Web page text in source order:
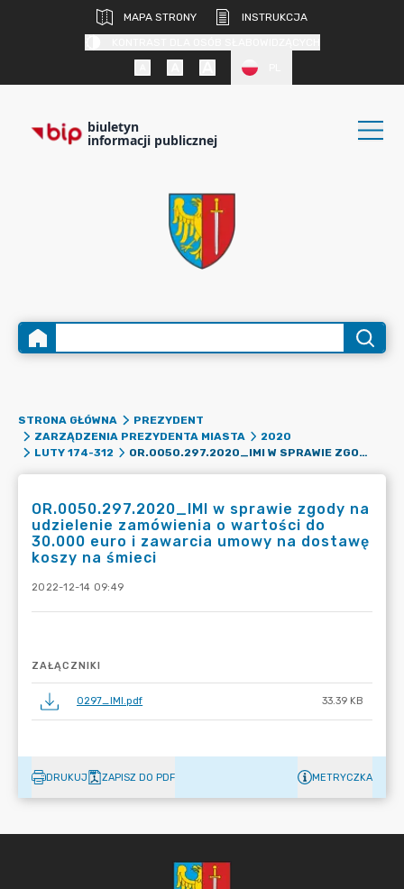
MAPA STRONY
INSTRUKCJA
biuletyn
informacji publicznej
STRONA GŁÓWNA
PREZYDENT
ZARZĄDZENIA PREZYDENTA MIASTA
2020
LUTY 174-312
OR.0050.297.2020_IMI W SPRAWIE ZGODY NA UDZIELENIE ZAMÓWIENIA O WARTOŚCI DO 30.000 EURO I ZAWARCIA UMOWY NA DOSTAWĘ KOSZY NA ŚMIECI
OR.0050.297.2020_IMI w sprawie zgody na
udzielenie zamówienia o wartości do
30.000 euro i zawarcia umowy na dostawę
koszy na śmieci
2022-12-14 09:49
ZAŁĄCZNIKI
0297_IMI.pdf 33.39 KB
DRUKUJ ZAPISZ DO PDF METRYCZKA